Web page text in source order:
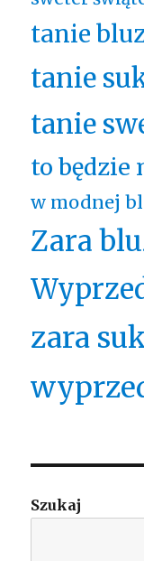
tanie
tanie
tanie
to będzie
w modnej
Zara
zara
Szukaj